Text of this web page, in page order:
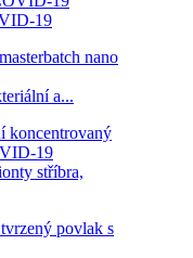
19
a...
stříbra,